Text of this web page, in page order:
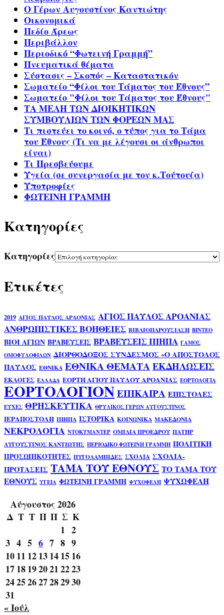
Ο Γέρων Αυγουστίνος Καντιώτης
Οικονομικά
Πεδίο Άρεως
Περιβάλλον
Περιοδικό “Φωτεινή Γραμμή”
Πνευματικά θέματα
Σύστασις – Σκοπός – Καταστατικόν
Σωματείο “Φίλοι του Τάματος του Έθνους”
Σωματείο "Φίλοι του Τάματος του Έθνους"
ΤΑ ΜΕΛΗ ΤΩΝ ΔΙΟΙΚΗΤΙΚΩΝ
ΣΥΜΒΟΥΛΙΩΝ ΤΩΝ ΦΟΡΕΩΝ ΜΑΣ
Τι πιστεύει το κοινό, ο τύπος για το Τάμα
του Έθνους (Τι να με λέγουσι οι άνθρωποι
είναι)
Τι Πρεσβεύουμε
Υγεία (σε συνεργασία με τον κ.Τούτουζα)
Υποτροφίες
ΦΩΤΕΙΝΗ ΓΡΑΜΜΗ
Kατηγορίες
Kατηγορίες
Ετικέτες
2019 ΑΓΙΟΣ ΠΑΥΛΟΣ ΑΡΑΟΝΙΑΣ ΑΓΙΟΣ ΠΑΥΛΟΣ ΑΡΟΑΝΙΑΣ
ΑΝΘΡΩΠΙΣΤΙΚΕΣ ΒΟΗΘΕΙΕΣ ΒΙΒΛΙΟΠΑΡΟΥΣΙΑΣΗ ΒΙΝΤΕΟ
ΒΙΟΙ ΑΓΙΩΝ ΒΡΑΒΕΥΣΕΙΣ ΒΡΑΒΕΥΣΕΙΣ ΙΠΗΠΑ ΓΑΜΟΣ
ΟΜΟΦΥΛΟΦΙΛΩΝ ΔΙΟΡΘΟΔΟΞΟΣ ΣΥΝΔΕΣΜΟΣ «Ο ΑΠΟΣΤΟΛΟΣ
ΠΑΥΛΟΣ ΕΘΝΙΚΑ ΕΘΝΙΚΑ ΘΕΜΑΤΑΕΚΔΗΛΩΣΕΙΣ
ΕΚΛΟΓΕΣ ΕΛΛΑΔΑ ΕΟΡΤΗ ΑΓΙΟΥ ΠΑΥΛΟΥ ΑΡΟΑΝΙΑΣ ΕΟΡΤΟΛΟΓΙΑ
ΕΟΡΤΟΛΟΓΙΟΝΕΠΙΚΑΙΡΑ ΕΠΙΣΤΟΛΕΣ
ΕΥΧΕΣ ΘΡΗΣΚΕΥΤΙΚΑ ΘΡΥΛΙΚΟΣ ΓΕΡΩΝ ΑΥΓΟΥΣΤΙΝΟΣ
ΙΕΡΑΠΟΣΤΟΛΗ ΙΠΗΠΑ ΙΣΤΟΡΙΚΑ ΚΟΙΝΩΝΙΚΑ ΜΑΚΕΔΟΝΙΑ
ΝΕΚΡΟΛΟΓΙΑ ΝΤΟΚΥΜΑΝΤΕΡ ΟΜΙΛΙΑ ΠΡΟΕΔΡΟΥ ΠΑΤΗΡ
ΑΥΓΟΥΣΤΙΝΟΣ ΚΑΝΤΙΩΤΗΣ ΠΕΡΙΟΔΙΚΟ ΦΩΤΕΙΝΗ ΓΡΑΜΜΗ ΠΟΛΙΤΙΚΗ
ΠΡΟΣΩΠΙΚΟΤΗΤΕΣ ΠΥΓΟΛΑΜΠΙΔΕΣ ΣΧΟΛΙΑ ΣΧΟΛΙΑ-
ΠΡΟΤΑΣΕΙΣ ΤΑΜΑ ΤΟΥ ΕΘΝΟΥΣ ΤΟ ΤΑΜΑ ΤΟΥ
ΕΘΝΟΥΣ ΥΓΕΙΑ ΦΩΤΕΙΝΗ ΓΡΑΜΜΗ ΨΥΧΟΦΕΛΗ ΨΥΧΩΦΕΛΗ
Αύγουστος 2026
Δ Τ Τ Π Π Σ Κ
1 2
3 4 5 6 7 8 9
1011 1213141516
17181920212223
24252627282930
31
« Ιούλ